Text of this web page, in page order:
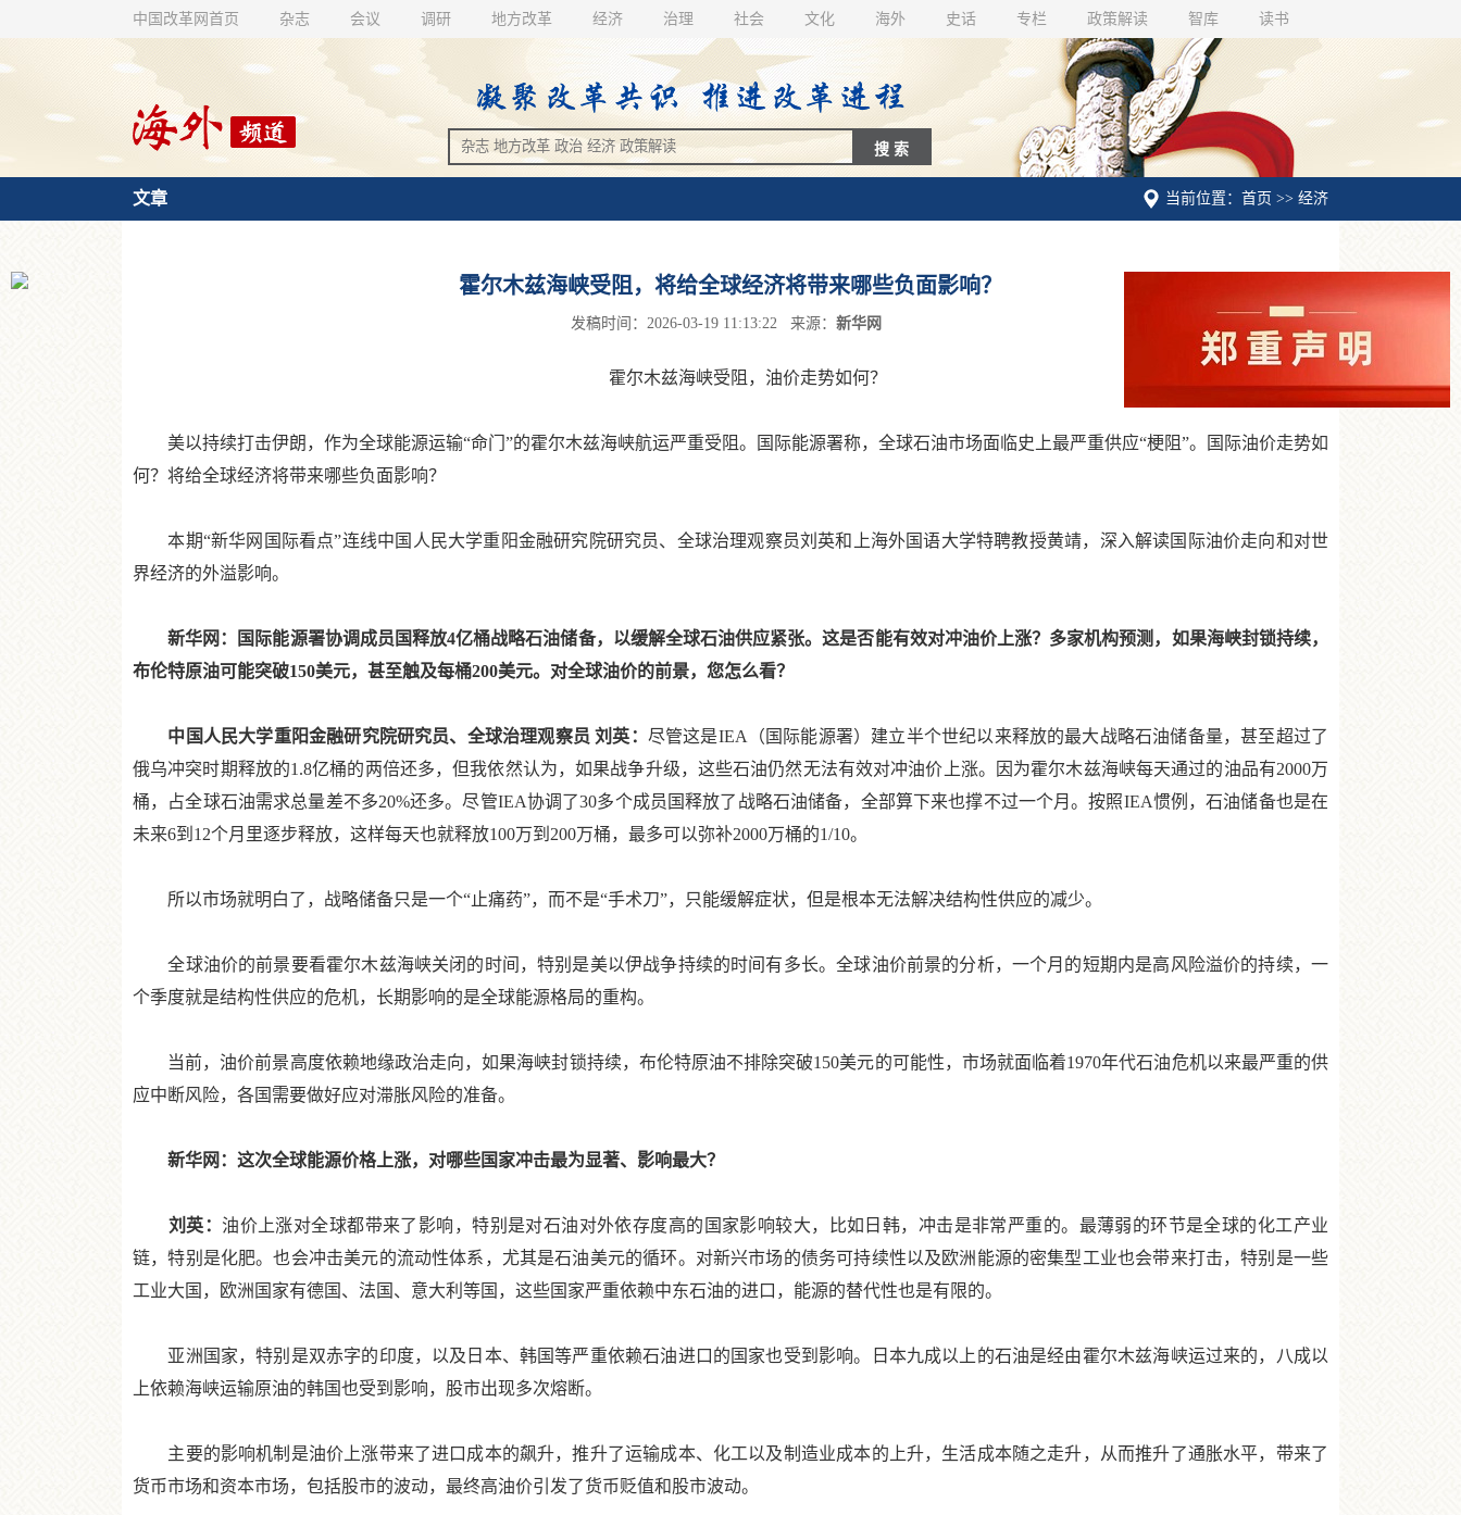
中国改革网首页 杂志 会议 调研 地方改革 经济 治理 社会 文化 海外 史话 专栏 政策解读 智库 读书
当前位置：首页 >> 经济
文章
霍尔木兹海峡受阻，将给全球经济将带来哪些负面影响？
发稿时间：2026-03-19 11:13:22 来源： 新华网
霍尔木兹海峡受阻，油价走势如何？
美以持续打击伊朗，作为全球能源运输“命门”的霍尔木兹海峡航运严重受阻。国际能源署称，全球石油市场面临史上最严重供应“梗阻”。国际油价走势如
何？将给全球经济将带来哪些负面影响？
本期“新华网国际看点”连线中国人民大学重阳金融研究院研究员、全球治理观察员刘英和上海外国语大学特聘教授黄靖，深入解读国际油价走向和对世
界经济的外溢影响。
新华网：国际能源署协调成员国释放4亿桶战略石油储备，以缓解全球石油供应紧张。这是否能有效对冲油价上涨？多家机构预测，如果海峡封锁持续，
布伦特原油可能突破150美元，甚至触及每桶200美元。对全球油价的前景，您怎么看？
中国人民大学重阳金融研究院研究员、全球治理观察员 刘英： 尽管这是IEA（国际能源署）建立半个世纪以来释放的最大战略石油储备量，甚至超过了
俄乌冲突时期释放的1.8亿桶的两倍还多，但我依然认为，如果战争升级，这些石油仍然无法有效对冲油价上涨。因为霍尔木兹海峡每天通过的油品有2000万
桶，占全球石油需求总量差不多20%还多。尽管IEA协调了30多个成员国释放了战略石油储备，全部算下来也撑不过一个月。按照IEA惯例，石油储备也是在
未来6到12个月里逐步释放，这样每天也就释放100万到200万桶，最多可以弥补2000万桶的1/10。
所以市场就明白了，战略储备只是一个“止痛药”，而不是“手术刀”，只能缓解症状，但是根本无法解决结构性供应的减少。
全球油价的前景要看霍尔木兹海峡关闭的时间，特别是美以伊战争持续的时间有多长。全球油价前景的分析，一个月的短期内是高风险溢价的持续，一
个季度就是结构性供应的危机，长期影响的是全球能源格局的重构。
当前，油价前景高度依赖地缘政治走向，如果海峡封锁持续，布伦特原油不排除突破150美元的可能性，市场就面临着1970年代石油危机以来最严重的供
应中断风险，各国需要做好应对滞胀风险的准备。
新华网：这次全球能源价格上涨，对哪些国家冲击最为显著、影响最大？
刘英： 油价上涨对全球都带来了影响，特别是对石油对外依存度高的国家影响较大，比如日韩，冲击是非常严重的。最薄弱的环节是全球的化工产业
链，特别是化肥。也会冲击美元的流动性体系，尤其是石油美元的循环。对新兴市场的债务可持续性以及欧洲能源的密集型工业也会带来打击，特别是一些
工业大国，欧洲国家有德国、法国、意大利等国，这些国家严重依赖中东石油的进口，能源的替代性也是有限的。
亚洲国家，特别是双赤字的印度，以及日本、韩国等严重依赖石油进口的国家也受到影响。日本九成以上的石油是经由霍尔木兹海峡运过来的，八成以
上依赖海峡运输原油的韩国也受到影响，股市出现多次熔断。
主要的影响机制是油价上涨带来了进口成本的飙升，推升了运输成本、化工以及制造业成本的上升，生活成本随之走升，从而推升了通胀水平，带来了
货币市场和资本市场，包括股市的波动，最终高油价引发了货币贬值和股市波动。